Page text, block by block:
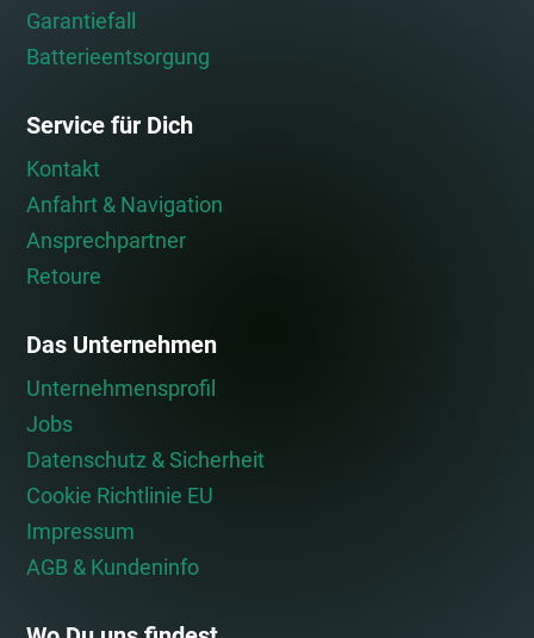
Garantiefall
Batterieentsorgung
Service für Dich
Kontakt
Anfahrt & Navigation
Ansprechpartner
Retoure
Das Unternehmen
Unternehmensprofil
Jobs
Datenschutz & Sicherheit
Cookie Richtlinie EU
Impressum
AGB & Kundeninfo